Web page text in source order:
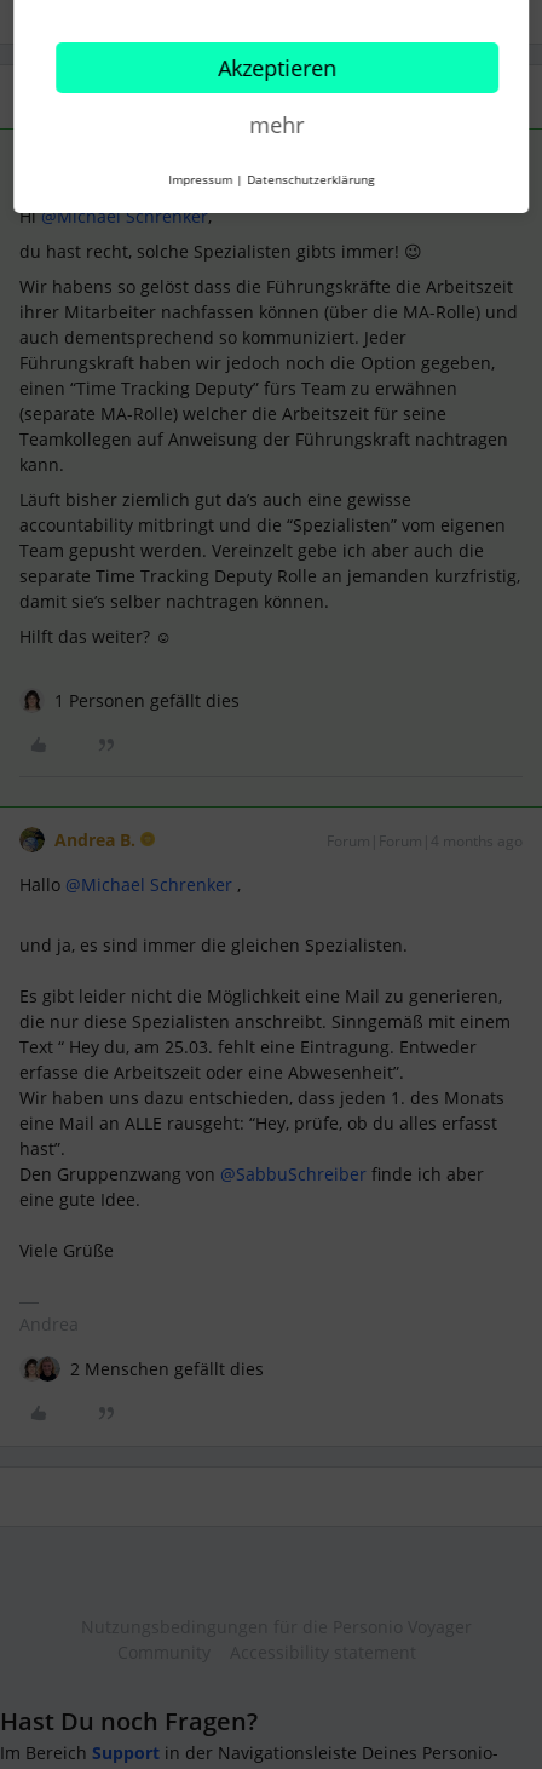
2 Antworten Älteste zuerst
SabbuSchreiber Forum|Forum|4 months ago
Hi ​@Michael Schrenker,
du hast recht, solche Spezialisten gibts immer! 😉
Wir habens so gelöst dass die Führungskräfte die Arbeitszeit
ihrer Mitarbeiter nachfassen können (über die MA-Rolle) und
auch dementsprechend so kommuniziert. Jeder
Führungskraft haben wir jedoch noch die Option gegeben,
einen “Time Tracking Deputy” fürs Team zu erwähnen
(separate MA-Rolle) welcher die Arbeitszeit für seine
Teamkollegen auf Anweisung der Führungskraft nachtragen
kann.
Läuft bisher ziemlich gut da’s auch eine gewisse
accountability mitbringt und die “Spezialisten” vom eigenen
Team gepusht werden. Vereinzelt gebe ich aber auch die
separate Time Tracking Deputy Rolle an jemanden kurzfristig,
damit sie’s selber nachtragen können.
Hilft das weiter? ☺️
1 Personen gefällt dies
Andrea B. Forum|Forum|4 months ago
Hallo ​ @Michael Schrenker ,
und ja, es sind immer die gleichen Spezialisten.
Es gibt leider nicht die Möglichkeit eine Mail zu generieren,
die nur diese Spezialisten anschreibt. Sinngemäß mit einem
Text “ Hey du, am 25.03. fehlt eine Eintragung. Entweder
erfasse die Arbeitszeit oder eine Abwesenheit”.
Wir haben uns dazu entschieden, dass jeden 1. des Monats
eine Mail an ALLE rausgeht: “Hey, prüfe, ob du alles erfasst
hast”.
Den Gruppenzwang von ​ @SabbuSchreiber finde ich aber
eine gute Idee.
Viele Grüße
Andrea
2 Menschen gefällt dies
Hast Du noch Fragen?
Im Bereich Support in der Navigationsleiste Deines Personio-
Akzeptieren
mehr
Impressum | Datenschutzerklärung